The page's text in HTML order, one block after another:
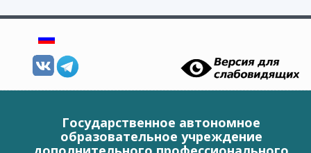
Государственное автономное
образовательное учреждение